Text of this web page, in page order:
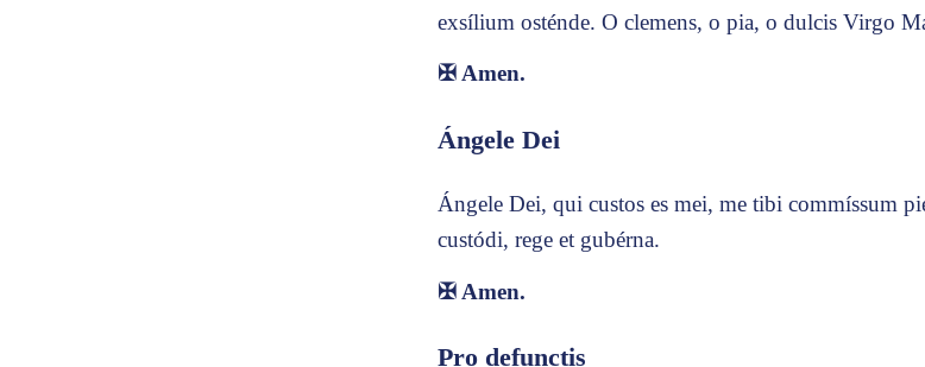
exsílium osténde. O clemens, o pia, o dulcis Virgo
✠Amen.
Ángele Dei
Ángele Dei, qui custos es mei, me tibi commíssum
custódi, rege et gubérna.
✠ Amen.
Pro defunctis